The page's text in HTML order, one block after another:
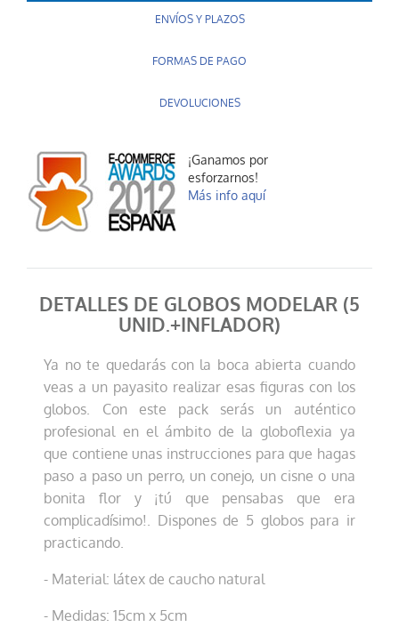
ENVÍOS Y PLAZOS
FORMAS DE PAGO
DEVOLUCIONES
¡Ganamos por
esforzarnos!
Más info aquí
DETALLES DE GLOBOS MODELAR (5
UNID.+INFLADOR)
Ya no te quedarás con la boca abierta cuando
veas a un payasito realizar esas figuras con los
globos. Con este pack serás un auténtico
profesional en el ámbito de la globoflexia ya
que contiene unas instrucciones para que hagas
paso a paso un perro, un conejo, un cisne o una
bonita flor y ¡tú que pensabas que era
complicadísimo!. Dispones de 5 globos para ir
practicando.
- Material: látex de caucho natural
- Medidas: 15cm x 5cm